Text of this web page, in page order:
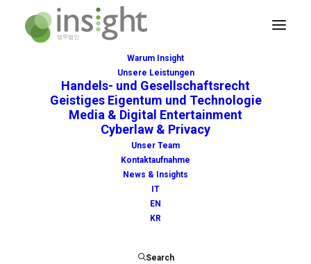
Warum Insight
Unsere Leistungen
Handels- und Gesellschaftsrecht
Geistiges Eigentum und Technologie
Media & Digital Entertainment
Cyberlaw & Privacy
Unser Team
Kontaktaufnahme
News & Insights
IT
EN
KR
Search
ip
Home Geistiges Eigentum und Technologie ip